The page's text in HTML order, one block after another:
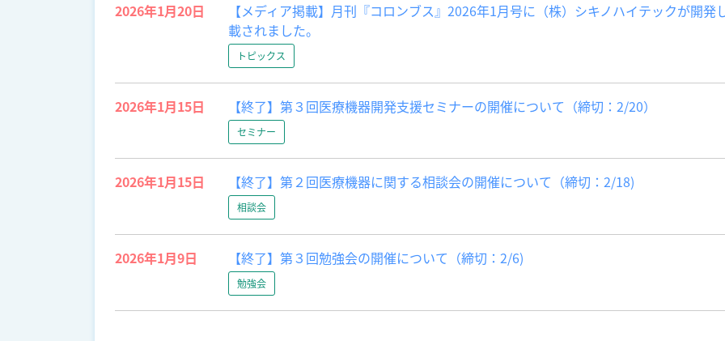
2026年1月20日
【メディア掲載】月刊『コロンブス』2026年1月号に（株）シキノハイテックが開
載されました。
トピックス
2026年1月15日 【終了】第３回医療機器開発支援セミナーの開催について（締切：2/20）
セミナー
2026年1月15日 【終了】第２回医療機器に関する相談会の開催について（締切：2/18)
相談会
2026年1月9日 【終了】第３回勉強会の開催について（締切：2/6)
勉強会